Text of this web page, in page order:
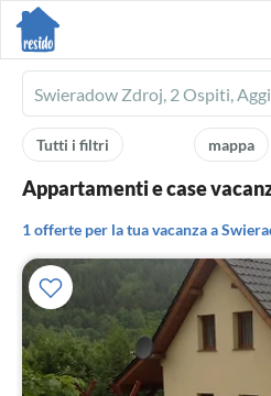
Ferienhausmiete
logo
mappa
Tutti i filtri
Appartamenti e case
1 offerte per la tua vacanza a